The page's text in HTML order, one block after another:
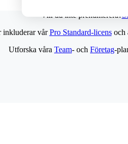
Vill du inte prenumerera?
inkluderar vårPro Standard-licensoch
Utforska våra Team- och Företag-